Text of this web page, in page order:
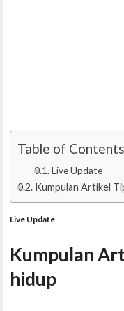
Table of Contents
Live Update
Kumpulan Artikel
Live Update
Kumpulan
hidup